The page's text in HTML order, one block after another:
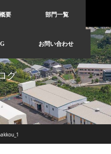
要 部門一覧
お問い合わせ
グ